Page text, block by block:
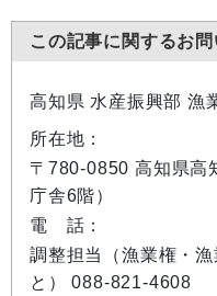
この記事に関するお
高知県 水産振興部 漁
所在地：
〒780-0850 高知県高
庁舎6階）
電 話：
調整担当（漁業権・
と） 088-821-4608